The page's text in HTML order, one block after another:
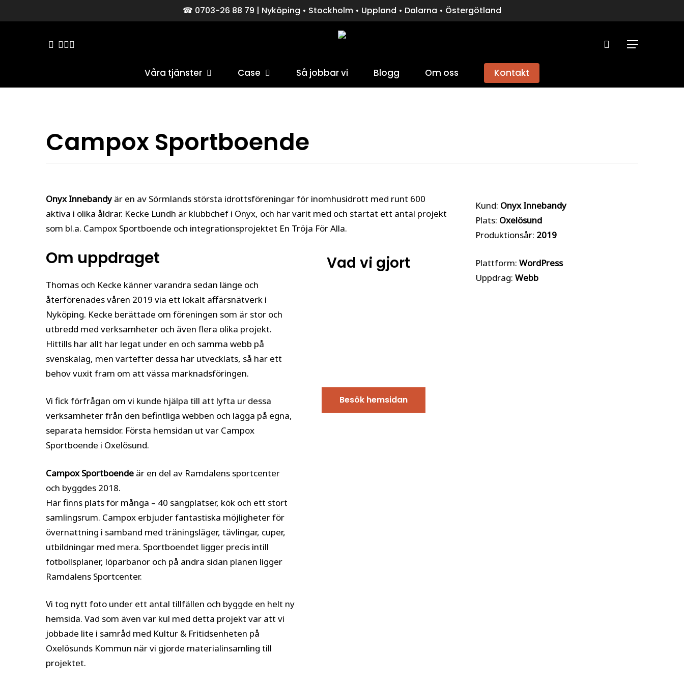
to
☎︎ 0703-26 88 79 | Nyköping • Stockholm • Uppland • Dalarna • Östergötland
Tryck på Enter för att söka eller tryck på Esc för att stänga fönstret.
facebook
linkedin
youtube
instagram Menu
Våra tjänster Case Så jobbar vi Blogg Om oss Kontakt
Campox Sportboende
Onyx Innebandyär en av Sörmlands största idrottsföreningar för inomhusidrott med runt 600
aktiva i olika åldrar. Kecke Lundh är klubbchef i Onyx, och har varit med och startat ett antal projekt
som bl.a. Campox Sportboende och integrationsprojektet En Tröja För Alla.
Om uppdraget
Thomas och Kecke känner varandra sedan länge och
återförenades våren 2019 via ett lokalt affärsnätverk i
Nyköping. Kecke berättade om föreningen som är stor och
utbredd med verksamheter och även flera olika projekt.
Hittills har allt har legat under en och samma webb på
svenskalag, men vartefter dessa har utvecklats, så har ett
behov vuxit fram om att vässa marknadsföringen.
Vi fick förfrågan om vi kunde hjälpa till att lyfta ur dessa
verksamheter från den befintliga webben och lägga på egna,
separata hemsidor. Första hemsidan ut var Campox
Sportboende i Oxelösund.
Campox Sportboende är en del av Ramdalens sportcenter
och byggdes 2018.
Här finns plats för många – 40 sängplatser, kök och ett stort
samlingsrum. Campox erbjuder fantastiska möjligheter för
övernattning i samband med träningsläger, tävlingar, cuper,
utbildningar med mera. Sportboendet ligger precis intill
fotbollsplaner, löparbanor och på andra sidan planen ligger
Ramdalens Sportcenter.
Vi tog nytt foto under ett antal tillfällen och byggde en helt ny
hemsida. Vad som även var kul med detta projekt var att vi
jobbade lite i samråd med Kultur & Fritidsenheten på
Oxelösunds Kommun när vi gjorde materialinsamling till
projektet.
Vad vi gjort
Besök hemsidan
Kund: Onyx Innebandy
Plats: Oxelösund
Produktionsår: 2019
Plattform: WordPress
Uppdrag: Webb